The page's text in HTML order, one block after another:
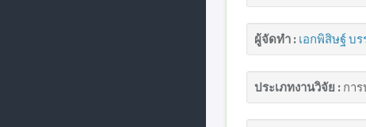
ผู้จัดทำ : เอกพิสิษฐ์ บร
ประเภทงานวิจัย : กา